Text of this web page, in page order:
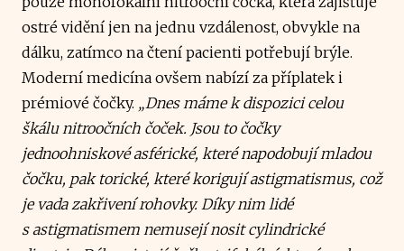
ostré vidění jen na jednu vzdálenost, obvykle na
dálku, zatímco na čtení pacienti potřebují brýle.
Moderní medicína ovšem nabízí za příplatek i
prémiové čočky. „Dnes máme k dispozici celou
škálu nitroočních čoček. Jsou to čočky
jednoohniskové asférické, které napodobují mladou
čočku, pak torické, které korigují astigmatismus, což
je vada zakřivení rohovky. Díky nim lidé
s astigmatismem nemusejí nosit cylindrické